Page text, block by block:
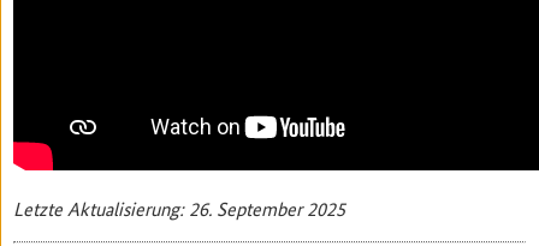
Letzte Aktualisierung: 26. September 2025